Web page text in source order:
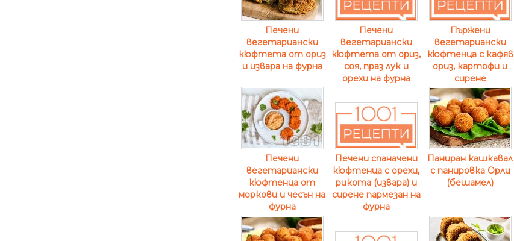
Печени
вегетариански
кюфтета от ориз
и извара на фурна
Печени
вегетариански
кюфтета от ориз,
соя, праз лук и
орехи на фурна
Пържени
вегетариански
кюфтенца с кафяв
ориз, картофи и
сирене
Печени
вегетариански
кюфтенца от
моркови и чесън на
фурна
Печени спаначени
кюфтенца с орехи,
рикота (извара) и
сирене пармезан на
фурна
Паниран кашкавал
с панировка Орли
(бешамел)